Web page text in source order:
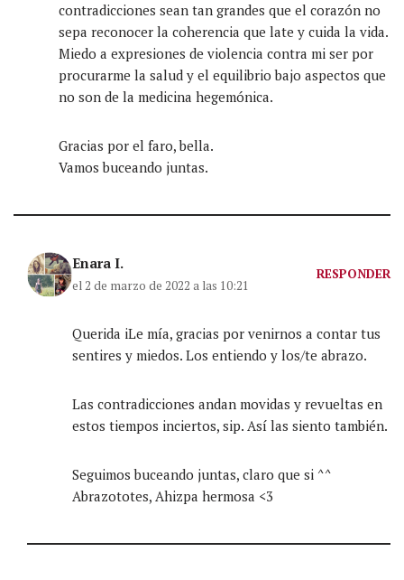
contradicciones sean tan grandes que el corazón no
sepa reconocer la coherencia que late y cuida la vida.
Miedo a expresiones de violencia contra mi ser por
procurarme la salud y el equilibrio bajo aspectos que
no son de la medicina hegemónica.
Gracias por el faro, bella.
Vamos buceando juntas.
Enara I.
el 2 de marzo de 2022 a las 10:21
RESPONDER
Querida iLe mía, gracias por venirnos a contar tus
sentires y miedos. Los entiendo y los/te abrazo.
Las contradicciones andan movidas y revueltas en
estos tiempos inciertos, sip. Así las siento también.
Seguimos buceando juntas, claro que si ^^
Abrazototes, Ahizpa hermosa <3